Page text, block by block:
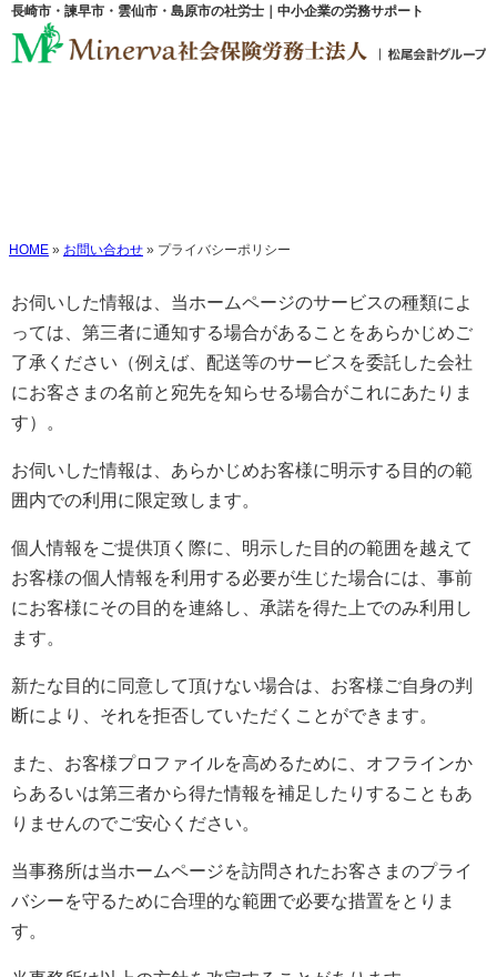
長崎市・諫早市・雲仙市・島原市の社労士｜中小企業の労務サポート
HOME » お問い合わせ » プライバシーポリシー
お伺いした情報は、当ホームページのサービスの種類によ
っては、第三者に通知する場合があることをあらかじめご
了承ください（例えば、配送等のサービスを委託した会社
にお客さまの名前と宛先を知らせる場合がこれにあたりま
す）。
お伺いした情報は、あらかじめお客様に明示する目的の範
囲内での利用に限定致します。
個人情報をご提供頂く際に、明示した目的の範囲を越えて
お客様の個人情報を利用する必要が生じた場合には、事前
にお客様にその目的を連絡し、承諾を得た上でのみ利用し
ます。
新たな目的に同意して頂けない場合は、お客様ご自身の判
断により、それを拒否していただくことができます。
また、お客様プロファイルを高めるために、オフラインか
らあるいは第三者から得た情報を補足したりすることもあ
りませんのでご安心ください。
当事務所は当ホームページを訪問されたお客さまのプライ
バシーを守るために合理的な範囲で必要な措置をとりま
す。